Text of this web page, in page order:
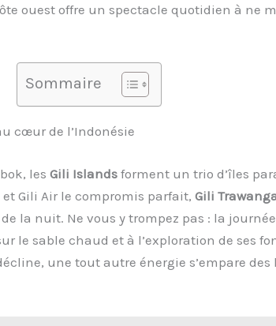
ouest offre un spectacle quotidien à ne
Sommaire
cœur de l’Indonésie
les Gili Islandsforment un trio d’îles
Gili Air le compromis parfait, Gili
la nuit. Ne vous y trompez pas : la
le sable chaud et à l’exploration de ses
une tout autre énergie s’empare